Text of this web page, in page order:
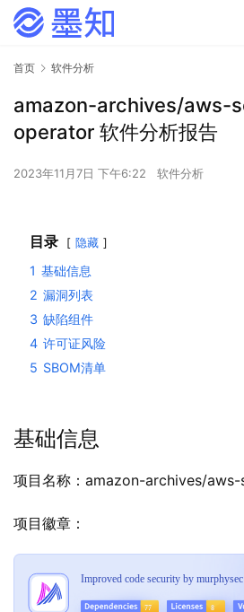
首页 软件分析
amazon-archives/aws-
operator 软件分析报告
2023年11月7日 下午6:22 软件分析
目录 隐藏
1 基础信息
2 漏洞列表
3 缺陷组件
4 许可证风险
5 SBOM清单
基础信息
项目名称：amazon-archives/
项目徽章：